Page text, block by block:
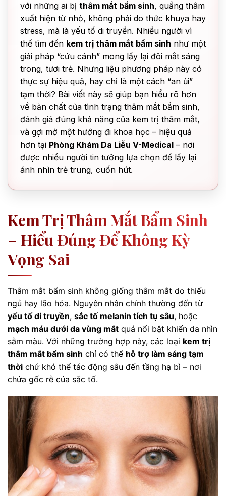
với những ai bị thâm mắt bẩm sinh, quầng thâm
xuất hiện từ nhỏ, không phải do thức khuya hay
stress, mà là yếu tố di truyền. Nhiều người vì
thế tìm đến kem trị thâm mắt bẩm sinh như một
giải pháp “cứu cánh” mong lấy lại đôi mắt sáng
trong, tươi trẻ. Nhưng liệu phương pháp này có
thực sự hiệu quả, hay chỉ là một cách “an ủi”
tạm thời? Bài viết này sẽ giúp bạn hiểu rõ hơn
về bản chất của tình trạng thâm mắt bẩm sinh,
đánh giá đúng khả năng của kem trị thâm mắt,
và gợi mở một hướng đi khoa học – hiệu quả
hơn tại Phòng Khám Da Liễu V-Medical – nơi
được nhiều người tin tưởng lựa chọn để lấy lại
ánh nhìn trẻ trung, cuốn hút.
Kem Trị Thâm Mắt Bẩm Sinh
– Hiểu Đúng Để Không Kỳ
Vọng Sai
Thâm mắt bẩm sinh không giống thâm mắt do thiếu
ngủ hay lão hóa. Nguyên nhân chính thường đến từ
yếu tố di truyền, sắc tố melanin tích tụ sâu, hoặc
mạch máu dưới da vùng mắt quá nổi bật khiến da nhìn
sẫm màu. Với những trường hợp này, các loại kem trị
thâm mắt bẩm sinh chỉ có thể hỗ trợ làm sáng tạm
thời chứ khó thể tác động sâu đến tầng hạ bì – nơi
chứa gốc rễ của sắc tố.